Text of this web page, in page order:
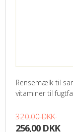
Rensemælk til
vitaminer til
320,00 DKK
256,00 DKK